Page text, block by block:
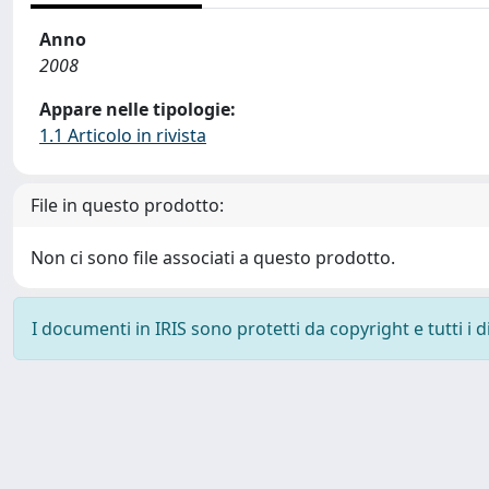
Anno
2008
Appare nelle tipologie:
1.1 Articolo in rivista
File in questo prodotto:
Non ci sono file associati a questo prodotto.
I documenti in IRIS sono protetti da copyright e tutti i